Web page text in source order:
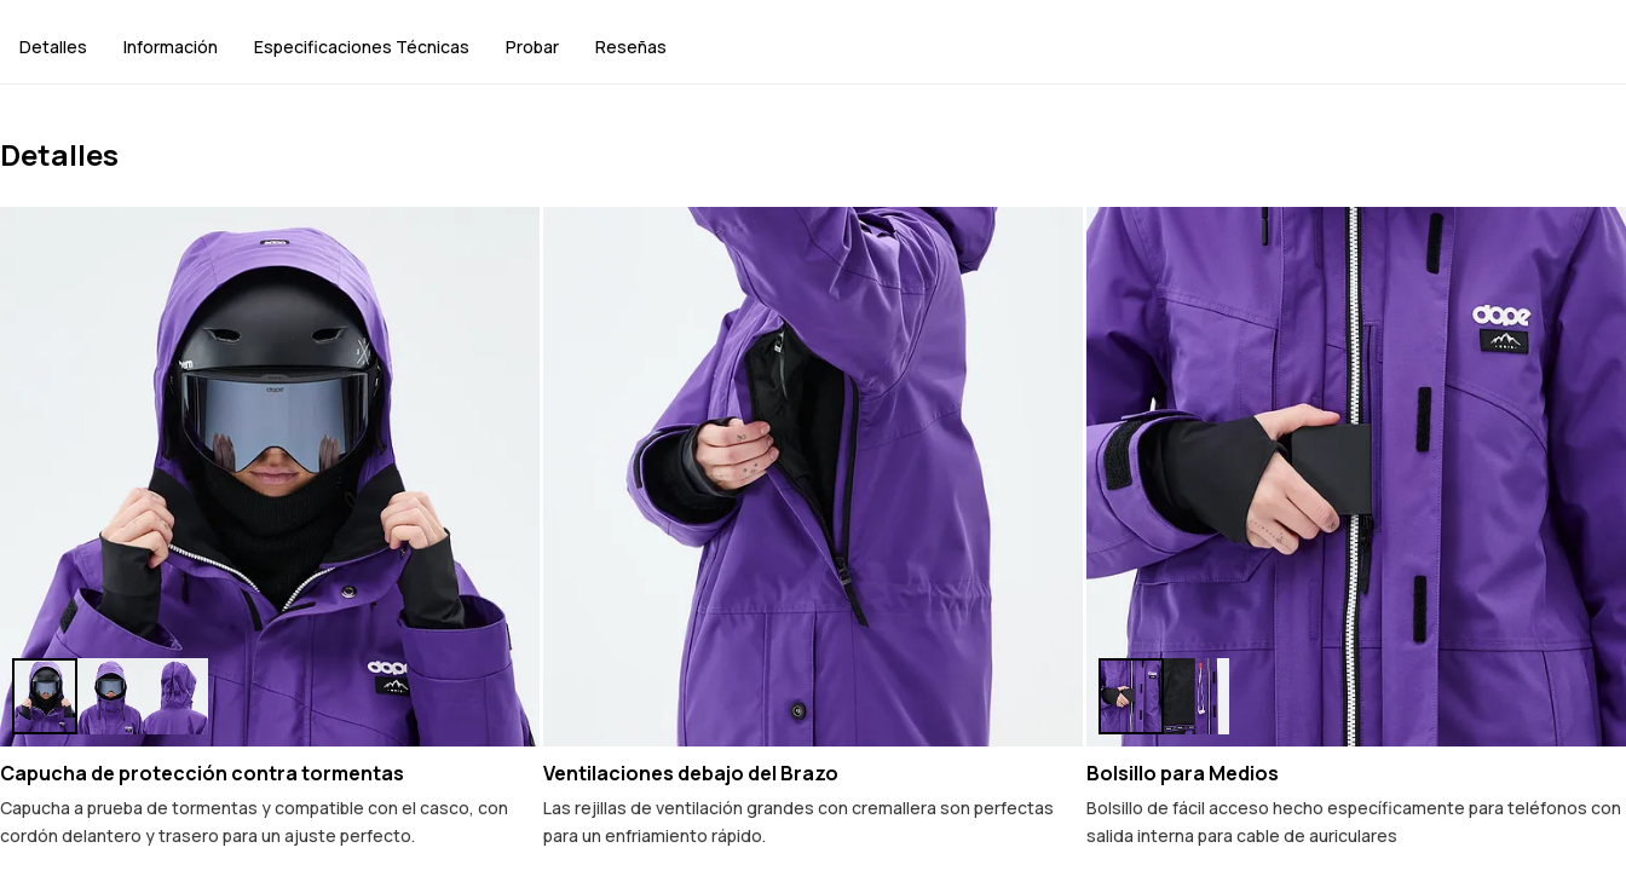
Detalles Información Especificaciones Técnicas Probar Reseñas
Detalles
Capucha de protección contra tormentas
Capucha a prueba de tormentas y compatible con el casco, con
cordón delantero y trasero para un ajuste perfecto.
Ventilaciones debajo del Brazo
Las rejillas de ventilación grandes con cremallera son perfectas
para un enfriamiento rápido.
Bolsillo para Medios
Bolsillo de fácil acceso hecho específicamente para teléfonos con
salida interna para cable de auriculares